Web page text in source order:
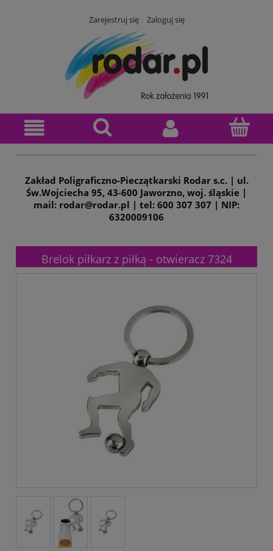
Zarejestruj się Zaloguj się
Zakład Poligraficzno-Pieczątkarski Rodar s.c. | ul.
Św.Wojciecha 95, 43-600 Jaworzno, woj. śląskie |
mail: rodar@rodar.pl | tel: 600 307 307 | NIP:
6320009106
Brelok piłkarz z piłką - otwieracz 7324